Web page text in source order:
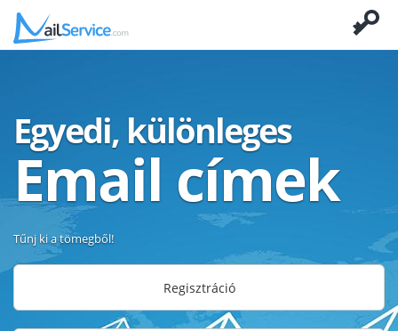
Egyedi, különleges
Email címek
Tűnj ki a tömegből!
Regisztráció